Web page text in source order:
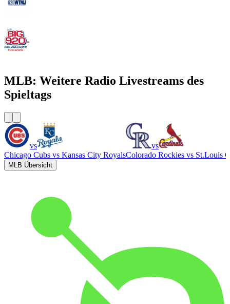
MLB: Weitere Radio Livestreams des
Spieltags
vs
Chicago Cubs vs Kansas City Royals
vs
Colorado Rockies vs St.Louis
MLB Übersicht